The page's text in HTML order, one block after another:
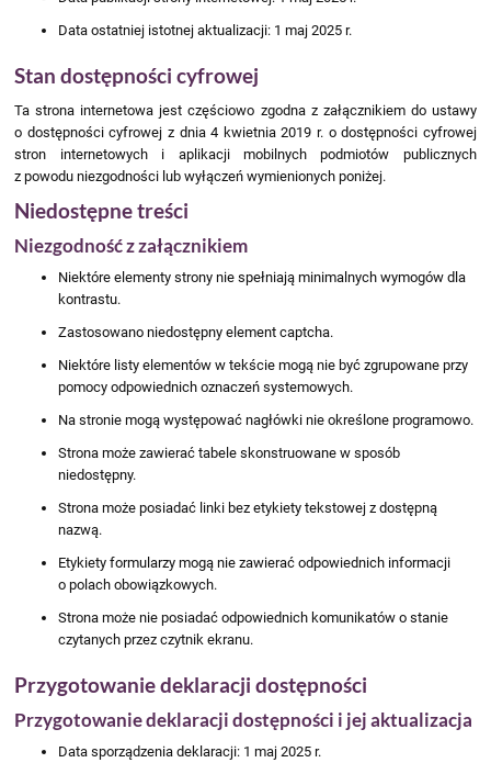
Data ostatniej istotnej aktualizacji: 1 maj 2025 r.
Stan dostępności cyfrowej
Ta strona internetowa jest częściowo zgodna z załącznikiem do ustawy
o dostępności cyfrowej z dnia 4 kwietnia 2019 r. o dostępności cyfrowej
stron internetowych i aplikacji mobilnych podmiotów publicznych
z powodu niezgodności lub wyłączeń wymienionych poniżej.
Niedostępne treści
Niezgodność z załącznikiem
Niektóre elementy strony nie spełniają minimalnych wymogów dla
kontrastu.
Zastosowano niedostępny element captcha.
Niektóre listy elementów w tekście mogą nie być zgrupowane przy
pomocy odpowiednich oznaczeń systemowych.
Na stronie mogą występować nagłówki nie określone programowo.
Strona może zawierać tabele skonstruowane w sposób
niedostępny.
Strona może posiadać linki bez etykiety tekstowej z dostępną
nazwą.
Etykiety formularzy mogą nie zawierać odpowiednich informacji
o polach obowiązkowych.
Strona może nie posiadać odpowiednich komunikatów o stanie
czytanych przez czytnik ekranu.
Przygotowanie deklaracji dostępności
Przygotowanie deklaracji dostępności i jej aktualizacja
Data sporządzenia deklaracji: 1 maj 2025 r.